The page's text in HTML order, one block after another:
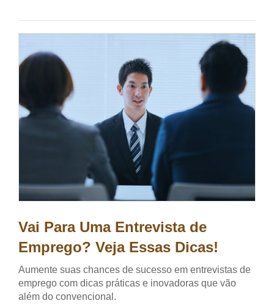
Vai Para Uma Entrevista de
Emprego? Veja Essas Dicas!
Aumente suas chances de sucesso em entrevistas de
emprego com dicas práticas e inovadoras que vão
além do convencional.